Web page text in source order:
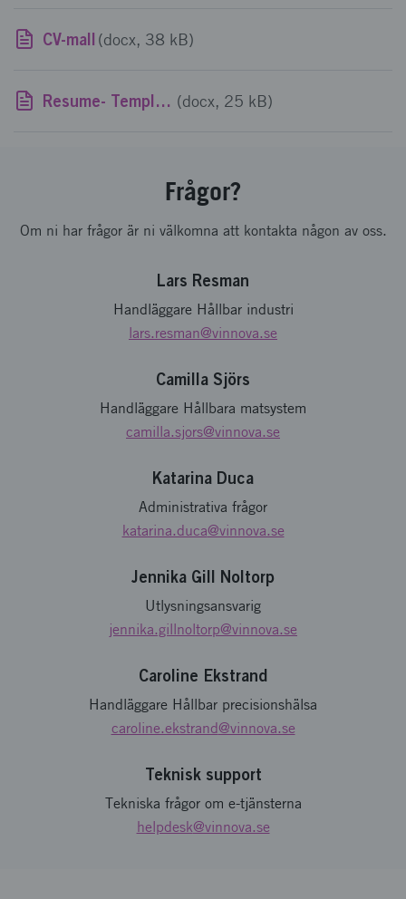
CV-mall (docx, 38 kB)
Resume- Template (docx, 25 kB)
Frågor?
Om ni har frågor är ni välkomna att kontakta någon av oss.
Lars Resman
Handläggare Hållbar industri
lars.resman@vinnova.se
Camilla Sjörs
Handläggare Hållbara matsystem
camilla.sjors@vinnova.se
Katarina Duca
Administrativa frågor
katarina.duca@vinnova.se
Jennika Gill Noltorp
Utlysningsansvarig
jennika.gillnoltorp@vinnova.se
Caroline Ekstrand
Handläggare Hållbar precisionshälsa
caroline.ekstrand@vinnova.se
Teknisk support
Tekniska frågor om e-tjänsterna
helpdesk@vinnova.se